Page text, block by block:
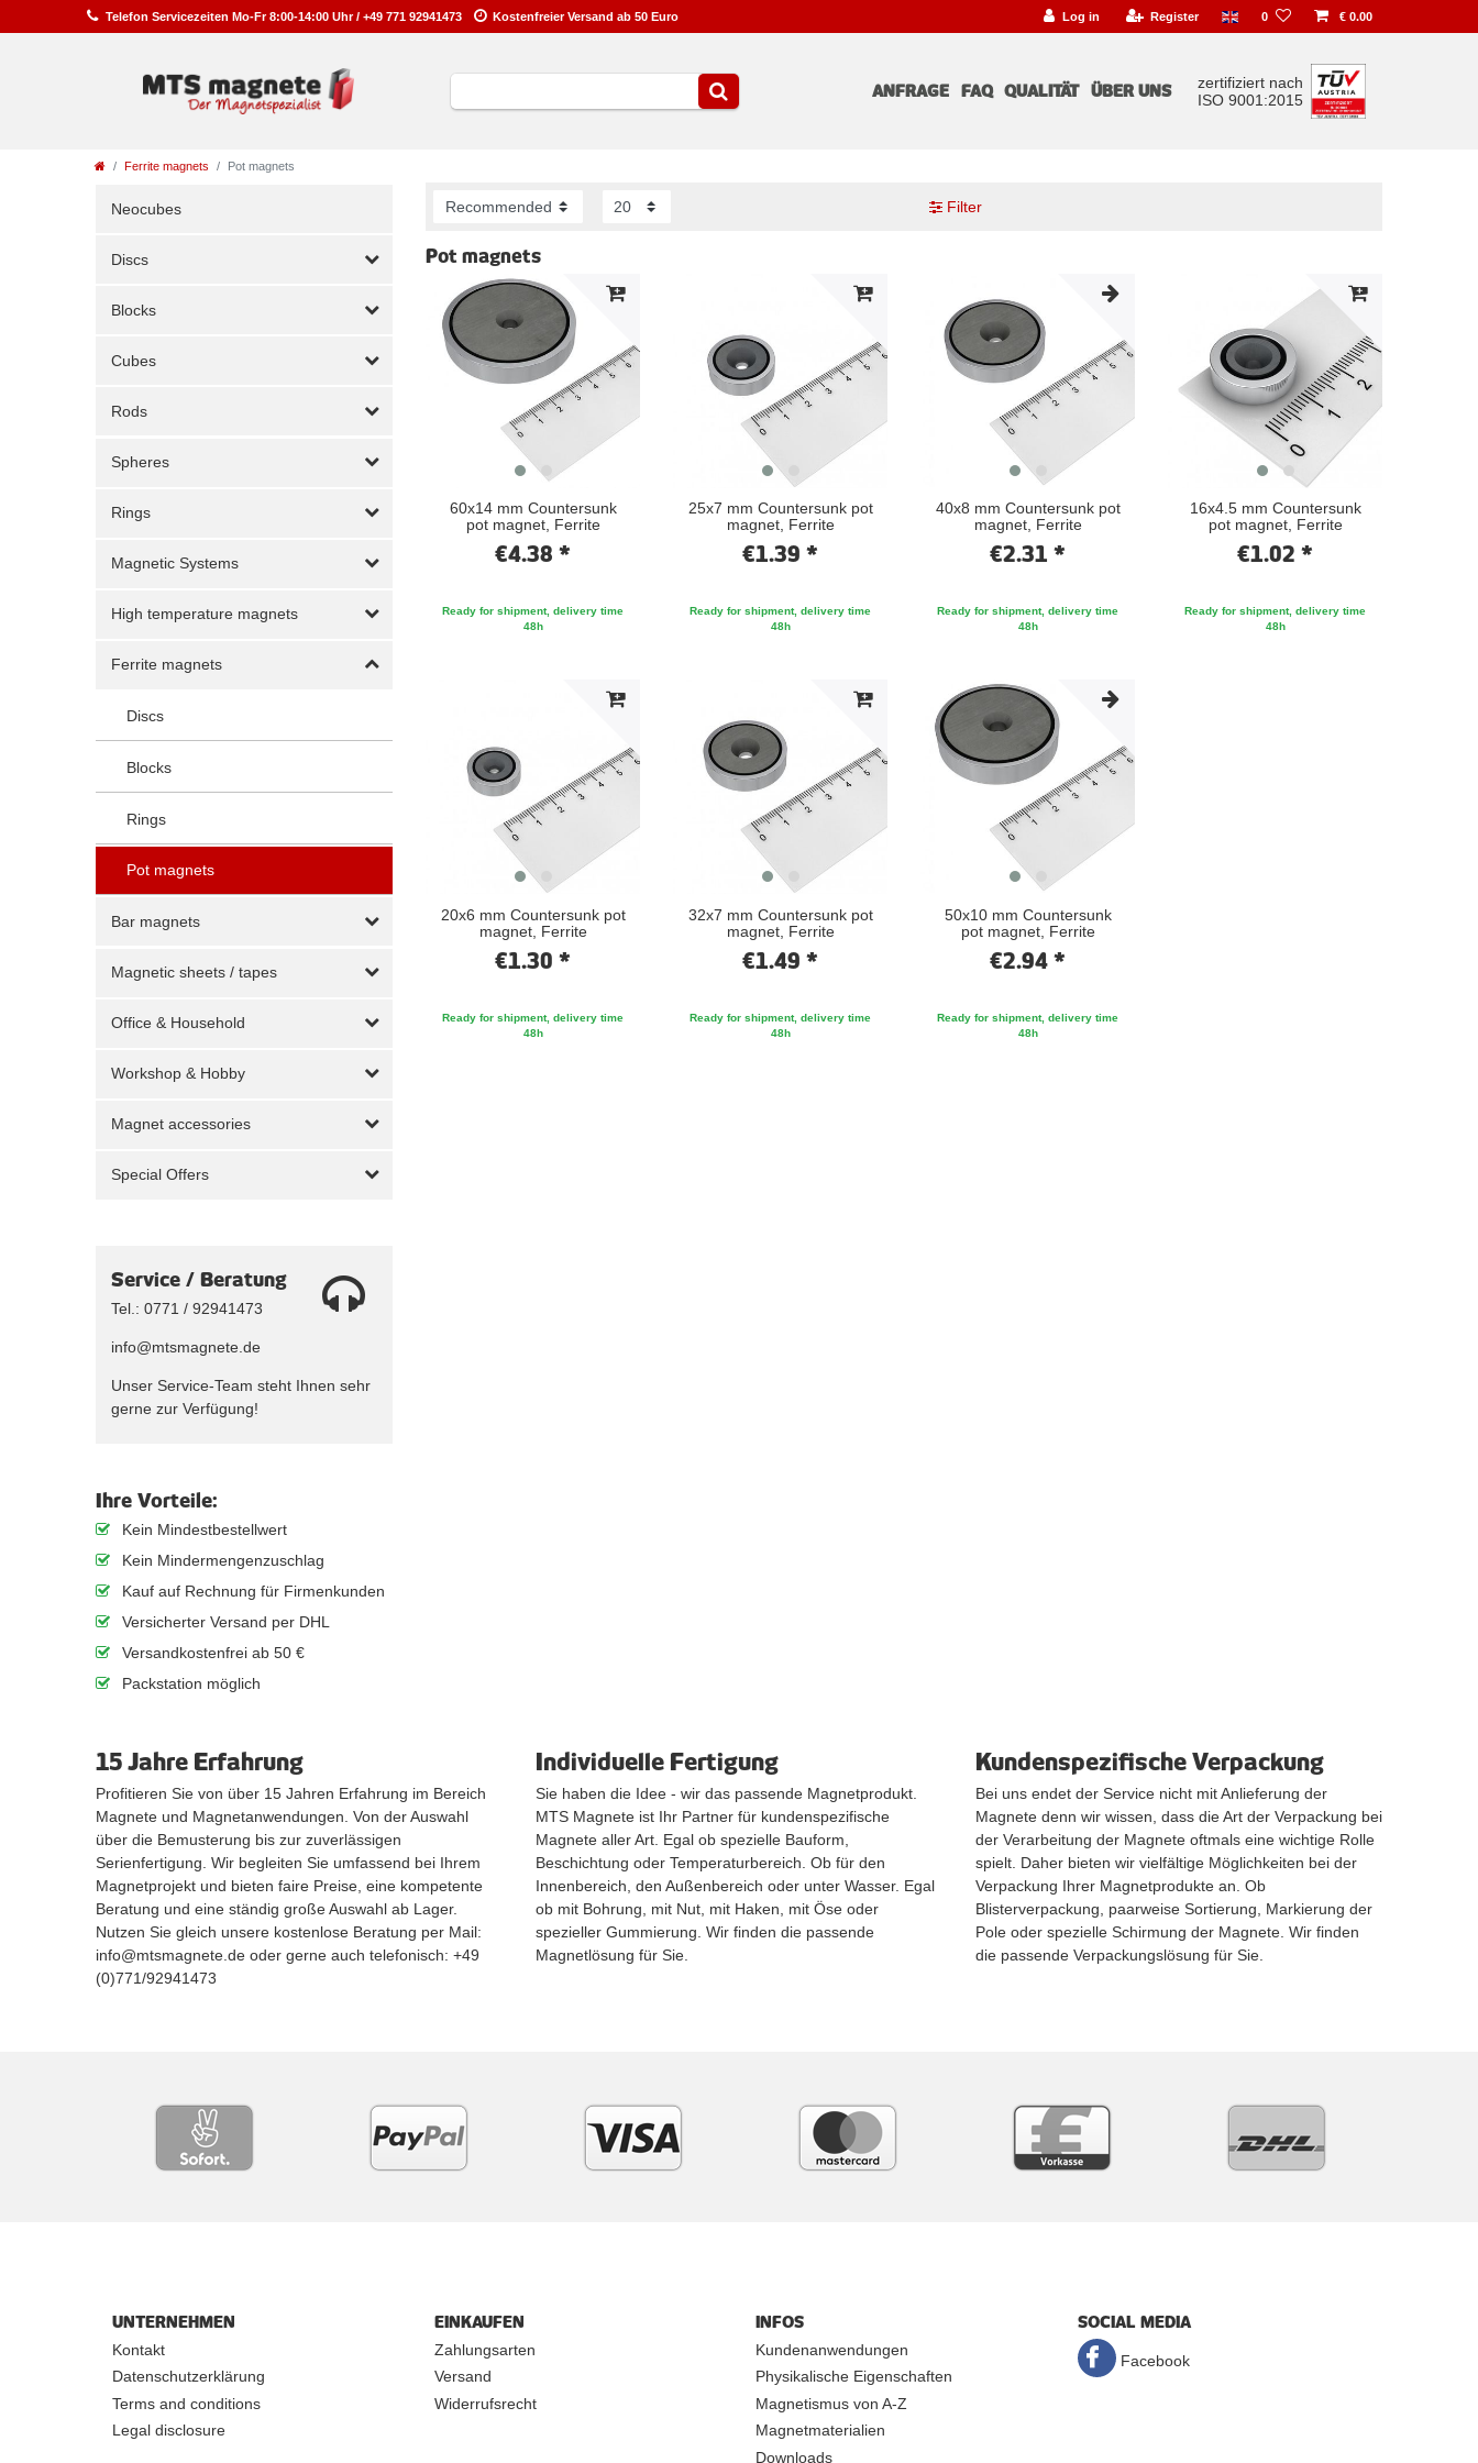
Telefon Servicezeiten Mo-Fr 8:00-14:00 Uhr / +49 771 92941473 Kostenfreier Versand ab 50 Euro Log in Register 0 € 0.00
ANFRAGE FAQ QUALITÄT ÜBER UNS
zertifiziert nach
ISO 9001:2015
Ferrite magnets Pot magnets
Neocubes
Discs
Blocks
Cubes
Rods
Spheres
Rings
Magnetic Systems
High temperature magnets
Ferrite magnets
Discs
Blocks
Rings
Pot magnets
Bar magnets
Magnetic sheets / tapes
Office & Household
Workshop & Hobby
Magnet accessories
Special Offers
Service / Beratung
Tel.: 0771 / 92941473
info@mtsmagnete.de
Unser Service-Team steht Ihnen sehr
gerne zur Verfügung!
Ihre Vorteile:
Kein Mindestbestellwert
Kein Mindermengenzuschlag
Kauf auf Rechnung für Firmenkunden
Versicherter Versand per DHL
Versandkostenfrei ab 50 €
Packstation möglich
Filter
Pot magnets
60x14 mm Countersunk
pot magnet, Ferrite
€4.38 *
Ready for shipment, delivery time
48h
25x7 mm Countersunk pot
magnet, Ferrite
€1.39 *
Ready for shipment, delivery time
48h
40x8 mm Countersunk pot
magnet, Ferrite
€2.31 *
Ready for shipment, delivery time
48h
16x4.5 mm Countersunk
pot magnet, Ferrite
€1.02 *
Ready for shipment, delivery time
48h
20x6 mm Countersunk pot
magnet, Ferrite
€1.30 *
Ready for shipment, delivery time
48h
32x7 mm Countersunk pot
magnet, Ferrite
€1.49 *
Ready for shipment, delivery time
48h
50x10 mm Countersunk
pot magnet, Ferrite
€2.94 *
Ready for shipment, delivery time
48h
15 Jahre Erfahrung
Profitieren Sie von über 15 Jahren Erfahrung im Bereich
Magnete und Magnetanwendungen. Von der Auswahl
über die Bemusterung bis zur zuverlässigen
Serienfertigung. Wir begleiten Sie umfassend bei Ihrem
Magnetprojekt und bieten faire Preise, eine kompetente
Beratung und eine ständig große Auswahl ab Lager.
Nutzen Sie gleich unsere kostenlose Beratung per Mail:
info@mtsmagnete.de oder gerne auch telefonisch: +49
(0)771/92941473
Individuelle Fertigung
Sie haben die Idee - wir das passende Magnetprodukt.
MTS Magnete ist Ihr Partner für kundenspezifische
Magnete aller Art. Egal ob spezielle Bauform,
Beschichtung oder Temperaturbereich. Ob für den
Innenbereich, den Außenbereich oder unter Wasser. Egal
ob mit Bohrung, mit Nut, mit Haken, mit Öse oder
spezieller Gummierung. Wir finden die passende
Magnetlösung für Sie.
Kundenspezifische Verpackung
Bei uns endet der Service nicht mit Anlieferung der
Magnete denn wir wissen, dass die Art der Verpackung bei
der Verarbeitung der Magnete oftmals eine wichtige Rolle
spielt. Daher bieten wir vielfältige Möglichkeiten bei der
Verpackung Ihrer Magnetprodukte an. Ob
Blisterverpackung, paarweise Sortierung, Markierung der
Pole oder spezielle Schirmung der Magnete. Wir finden
die passende Verpackungslösung für Sie.
UNTERNEHMEN
Kontakt
Datenschutzerklärung
Terms and conditions
Legal disclosure
EINKAUFEN
Zahlungsarten
Versand
Widerrufsrecht
INFOS
Kundenanwendungen
Physikalische Eigenschaften
Magnetismus von A-Z
Magnetmaterialien
Downloads
SOCIAL MEDIA
Facebook